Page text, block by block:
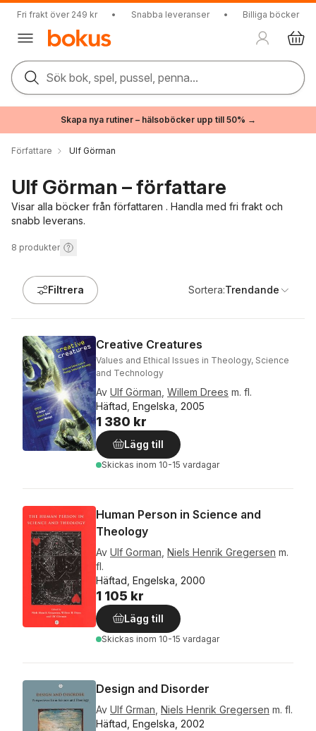
Fri frakt över 249 kr • Snabba leveranser • Billiga böcker
Sök bok, spel, pussel, penna...
Skapa nya rutiner – hälsoböcker upp till 50% →
Författare Ulf Görman
Ulf Görman – författare
Visar alla böcker från författaren . Handla med fri frakt och
snabb leverans.
8 produkter
Filtrera Sortera:Trendande
Creative Creatures
Values and Ethical Issues in Theology, Science
and Technology
Av Ulf Görman Willem Drees m. fl.
Häftad, Engelska, 2005
1 380 kr
Lägg till
Skickas inom 10-15 vardagar
Human Person in Science and
Theology
Av Ulf Gorman Niels Henrik Gregersen m.
fl.
Häftad, Engelska, 2000
1 105 kr
Lägg till
Skickas inom 10-15 vardagar
Design and Disorder
Av Ulf Grman Niels Henrik Gregersen m. fl.
Häftad, Engelska, 2002